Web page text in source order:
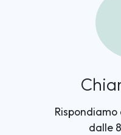
dalle